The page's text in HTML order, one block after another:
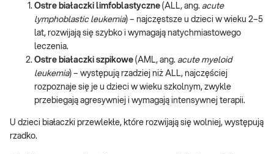
Ostre białaczki limfoblastyczne (ALL, ang. acute
lymphoblastic leukemia) – najczęstsze u dzieci w wieku 2–5
lat, rozwijają się szybko i wymagają natychmiastowego
leczenia.
Ostre białaczki szpikowe (AML, ang. acute myeloid
leukemia) – występują rzadziej niż ALL, najczęściej
rozpoznaje się je u dzieci w wieku szkolnym, zwykle
przebiegają agresywniej i wymagają intensywnej terapii.
U dzieci białaczki przewlekłe, które rozwijają się wolniej, występują
rzadko.